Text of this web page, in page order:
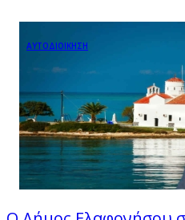
ΑΥΤΟΔΙΟΙΚΗΣΗ